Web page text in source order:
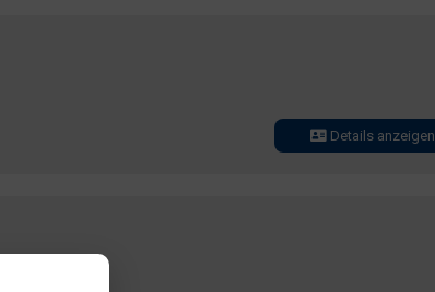
Details anzeigen